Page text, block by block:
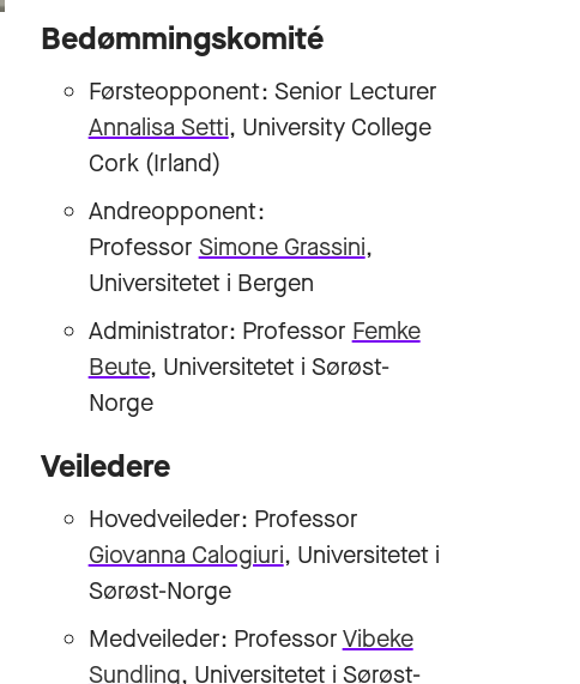
Bedømmingskomité
Førsteopponent: Senior Lecturer
Annalisa Setti, University College
Cork (Irland)
Andreopponent:
Professor Simone Grassini,
Universitetet i Bergen
Administrator: Professor Femke
Beute, Universitetet i Sørøst-
Norge
Veiledere
Hovedveileder: Professor
Giovanna Calogiuri, Universitetet i
Sørøst-Norge
Medveileder: ProfessorVibeke
Sundling, Universitetet i Sørøst-